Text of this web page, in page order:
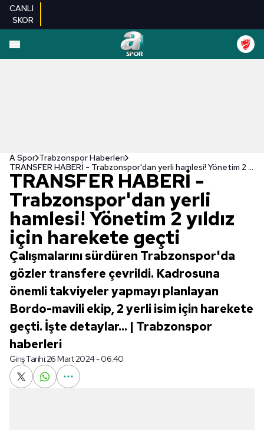
CANLI
SKOR
A Spor Trabzonspor Haberleri
TRANSFER HABERİ - Trabzonspor'dan yerli hamlesi! Yönetim 2 yıldız için harekete geçti
TRANSFER HABERİ -
Trabzonspor'dan yerli
hamlesi! Yönetim 2 yıldız
için harekete geçti
Çalışmalarını sürdüren Trabzonspor'da
gözler transfere çevrildi. Kadrosuna
önemli takviyeler yapmayı planlayan
Bordo-mavili ekip, 2 yerli isim için harekete
geçti. İşte detaylar... | Trabzonspor
haberleri
Giriş Tarihi:26 Mart 2024 - 06:40